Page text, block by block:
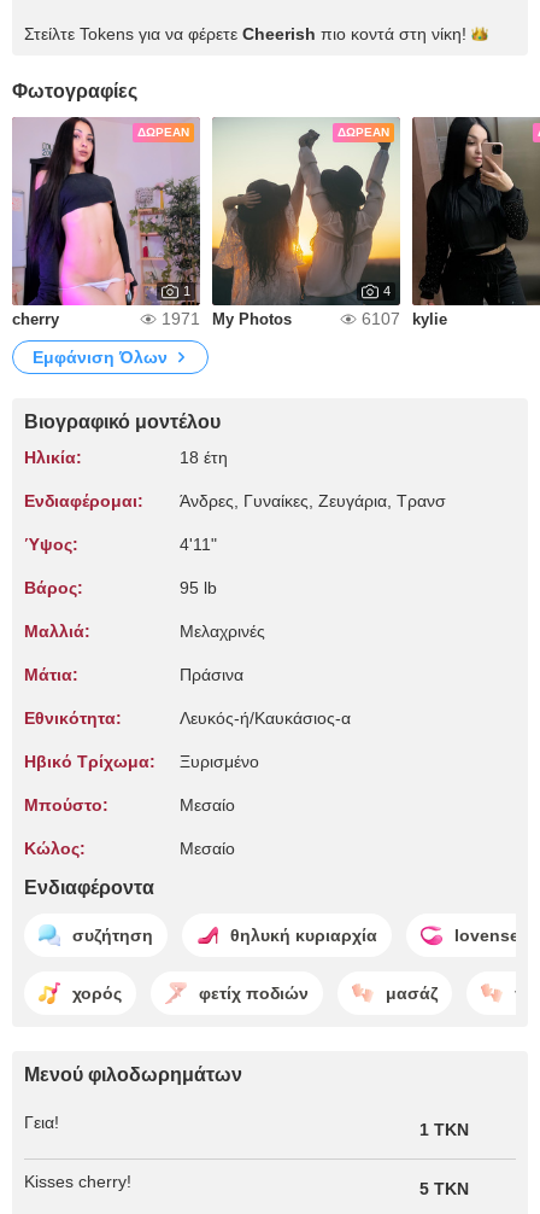
Στείλτε Tokens για να φέρετε Cheerish πιο κοντά στη νίκη!
Φωτογραφίες
ΔΩΡΕΆΝ
1
cherry 1971
ΔΩΡΕΆΝ
4
My Photos 6107 kylie
Εμφάνιση Όλων
Βιογραφικό μοντέλου
Ηλικία: 18 έτη
Ενδιαφέρομαι: Άνδρες, Γυναίκες, Zευγάρια, Τρανσ
Ύψος: 4'11"
Βάρος: 95 lb
Μαλλιά: Μελαχρινές
Μάτια: Πράσινα
Εθνικότητα: Λευκός-ή/Καυκάσιος-α
Ηβικό Τρίχωμα: Ξυρισμένο
Μπούστο: Μεσαίο
Κώλος: Μεσαίο
Ενδιαφέροντα
συζήτηση θηλυκή κυριαρχία lovense
χορός φετίχ ποδιών μασάζ
Μενού φιλοδωρημάτων
Γεια! 1 TKN
Kisses cherry! 5 TKN